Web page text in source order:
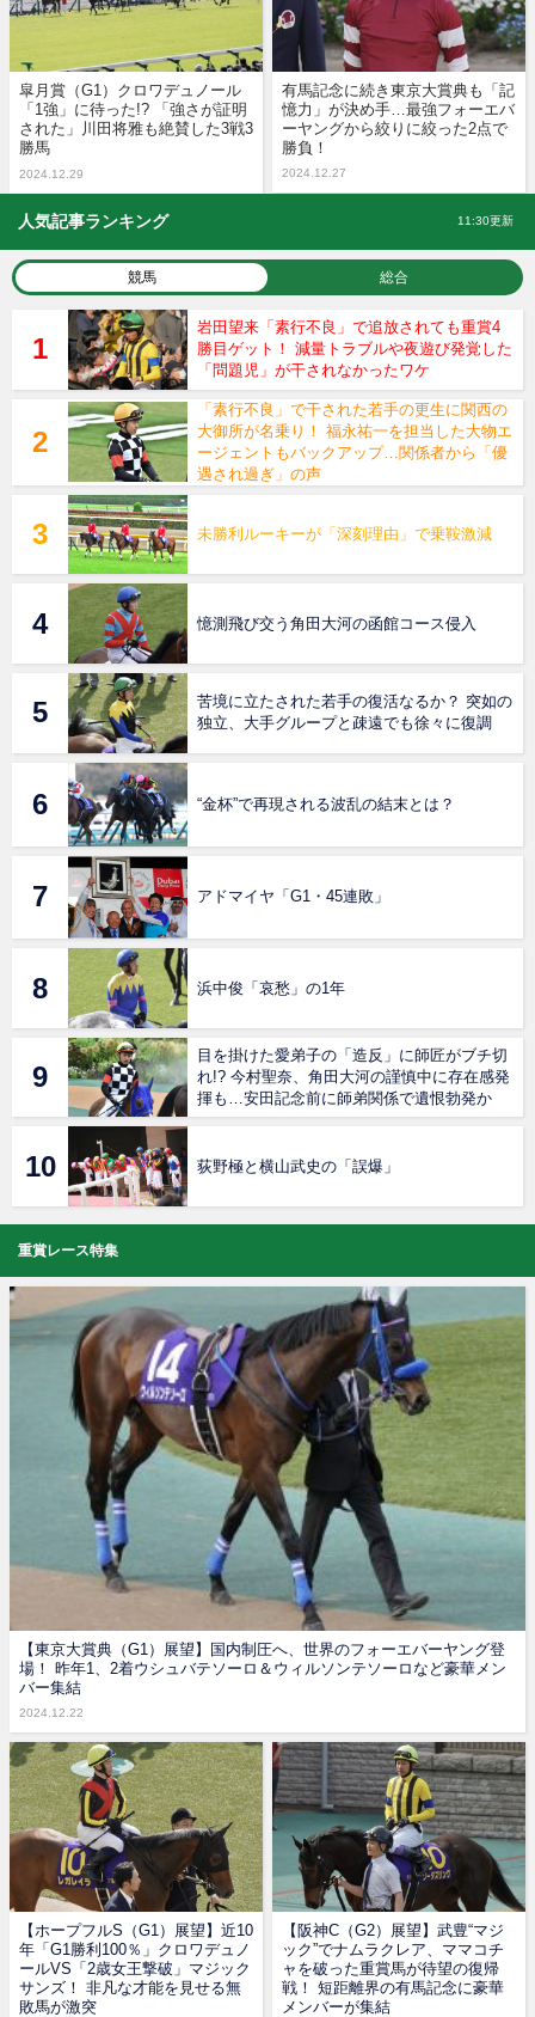
皐月賞（G1）クロワデュノール
「1強」に待った!? 「強さが証明
された」川田将雅も絶賛した3戦3
勝馬
2024.12.29
有馬記念に続き東京大賞典も「記
憶力」が決め手…最強フォーエバ
ーヤングから絞りに絞った2点で
勝負！
2024.12.27
人気記事ランキング 11:30更新
競馬 総合
岩田望来「素行不良」で追放されても重賞4
勝目ゲット！ 減量トラブルや夜遊び発覚した
「問題児」が干されなかったワケ
「素行不良」で干された若手の更生に関西の
大御所が名乗り！ 福永祐一を担当した大物エ
ージェントもバックアップ…関係者から「優
遇され過ぎ」の声
未勝利ルーキーが「深刻理由」で乗鞍激減
憶測飛び交う角田大河の函館コース侵入
苦境に立たされた若手の復活なるか？ 突如の
独立、大手グループと疎遠でも徐々に復調
“金杯”で再現される波乱の結末とは？
アドマイヤ「G1・45連敗」
浜中俊「哀愁」の1年
目を掛けた愛弟子の「造反」に師匠がブチ切
れ!? 今村聖奈、角田大河の謹慎中に存在感発
揮も…安田記念前に師弟関係で遺恨勃発か
荻野極と横山武史の「誤爆」
重賞レース特集
【東京大賞典（G1）展望】国内制圧へ、世界のフォーエバーヤング登
場！ 昨年1、2着ウシュバテソーロ＆ウィルソンテソーロなど豪華メン
バー集結
2024.12.22
【ホープフルS（G1）展望】近10
年「G1勝利100％」クロワデュノ
ールVS「2歳女王撃破」マジック
サンズ！ 非凡な才能を見せる無
敗馬が激突
【阪神C（G2）展望】武豊“マジ
ック”でナムラクレア、ママコチ
ャを破った重賞馬が待望の復帰
戦！ 短距離界の有馬記念に豪華
メンバーが集結